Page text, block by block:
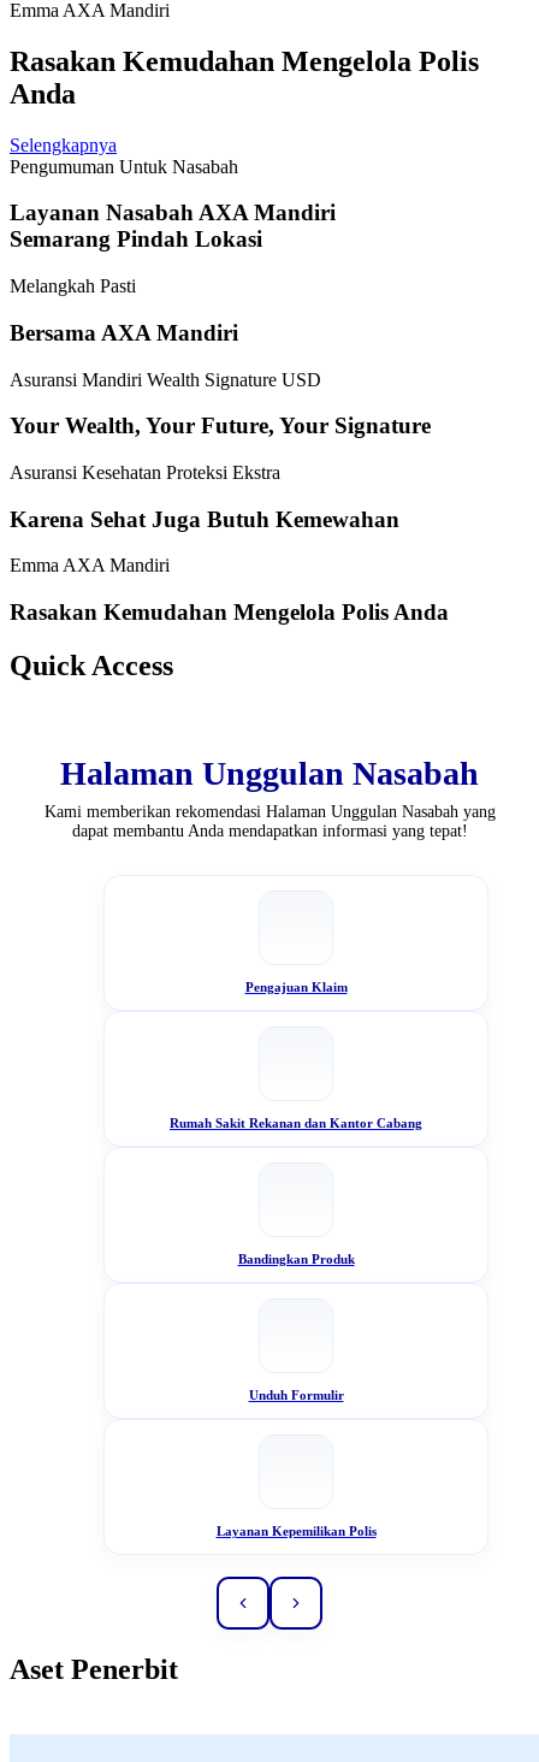
Emma AXA Mandiri
Rasakan Kemudahan Mengelola Polis
Anda
Selengkapnya
Pengumuman Untuk Nasabah
Layanan Nasabah AXA Mandiri
Semarang Pindah Lokasi
Melangkah Pasti
Bersama AXA Mandiri
Asuransi Mandiri Wealth Signature USD
Your Wealth, Your Future, Your Signature
Asuransi Kesehatan Proteksi Ekstra
Karena Sehat Juga Butuh Kemewahan
Emma AXA Mandiri
Rasakan Kemudahan Mengelola Polis Anda
Quick Access
Halaman Unggulan Nasabah
Kami memberikan rekomendasi Halaman Unggulan Nasabah yang
dapat membantu Anda mendapatkan informasi yang tepat!
Pengajuan Klaim
Rumah Sakit Rekanan dan Kantor Cabang
Bandingkan Produk
Unduh Formulir
Layanan Kepemilikan Polis
Aset Penerbit